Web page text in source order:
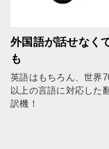
外国語が話せなく
も
英語はもちろん、世界
以上の言語に対応した
訳機！